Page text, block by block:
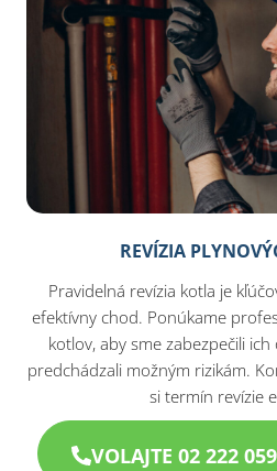
REVÍZIA
Pravidelná revízia kotla je
efektívny chod. Ponúkame
kotlov, aby sme zabezpečili
predchádzali možným rizikám.
si termín revízie
VOLAJTE 02 222